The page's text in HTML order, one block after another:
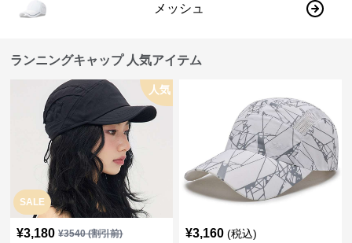
メッシュ
ランニングキャップ 人気アイテム
SALE
人気
¥3,180 ¥3540(割引前) ¥3,160 (税込)